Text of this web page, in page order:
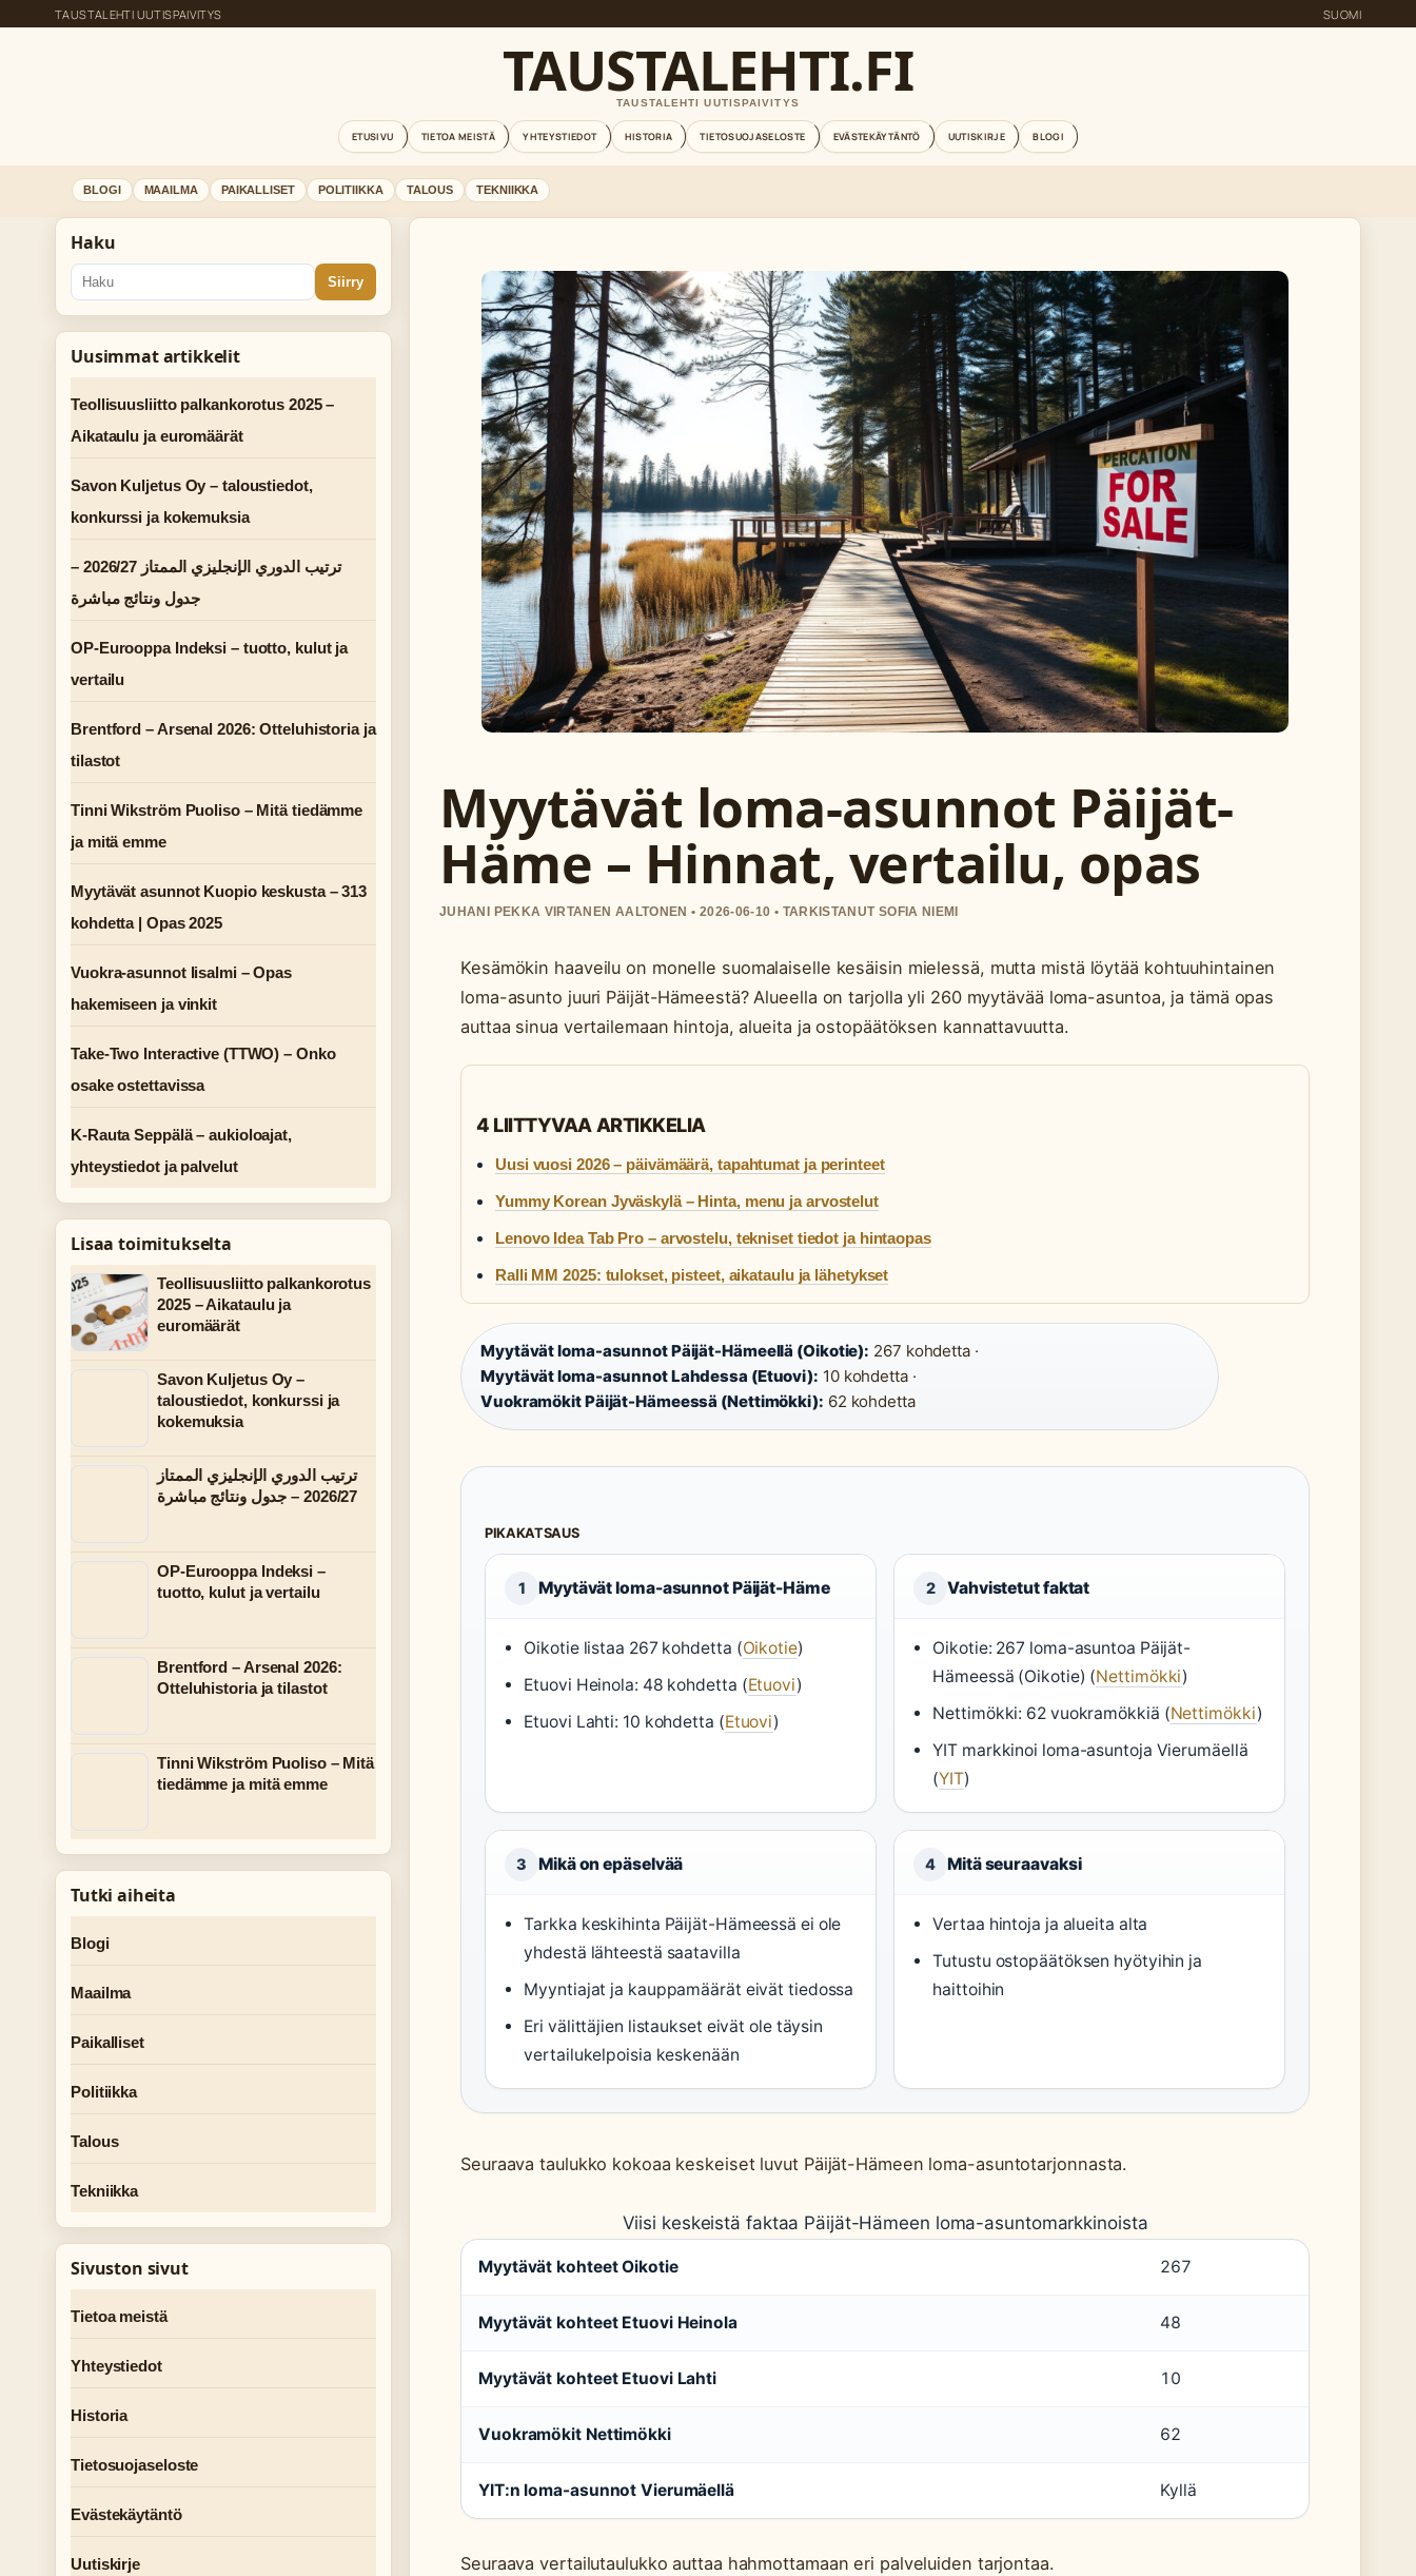
TAUSTALEHTI UUTISPAIVITYS SUOMI
TAUSTALEHTI.FI
TAUSTALEHTI UUTISPAIVITYS
ETUSIVU TIETOA MEISTÄ YHTEYSTIEDOT HISTORIA TIETOSUOJASELOSTE EVÄSTEKÄYTÄNTÖ UUTISKIRJE BLOGI
BLOGI MAAILMA PAIKALLISET POLITIIKKA TALOUS TEKNIIKKA
Myytävät loma-asunnot Päijät-
Häme – Hinnat, vertailu, opas
JUHANI PEKKA VIRTANEN AALTONEN • 2026-06-10 • TARKISTANUT SOFIA NIEMI
Kesämökin haaveilu on monelle suomalaiselle kesäisin mielessä, mutta mistä löytää kohtuuhintainen
loma-asunto juuri Päijät-Hämeestä? Alueella on tarjolla yli 260 myytävää loma-asuntoa, ja tämä opas
auttaa sinua vertailemaan hintoja, alueita ja ostopäätöksen kannattavuutta.
4 LIITTYVAA ARTIKKELIA
Uusi vuosi 2026 – päivämäärä, tapahtumat ja perinteet
Yummy Korean Jyväskylä – Hinta, menu ja arvostelut
Lenovo Idea Tab Pro – arvostelu, tekniset tiedot ja hintaopas
Ralli MM 2025: tulokset, pisteet, aikataulu ja lähetykset
Myytävät loma-asunnot Päijät-Hämeellä (Oikotie): 267 kohdetta ·
Myytävät loma-asunnot Lahdessa (Etuovi): 10 kohdetta ·
Vuokramökit Päijät-Hämeessä (Nettimökki): 62 kohdetta
PIKAKATSAUS
1 Myytävät loma-asunnot Päijät-Häme
Oikotie listaa 267 kohdetta (Oikotie)
Etuovi Heinola: 48 kohdetta (Etuovi)
Etuovi Lahti: 10 kohdetta (Etuovi)
2 Vahvistetut faktat
Oikotie: 267 loma-asuntoa Päijät-
Hämeessä (Oikotie) (Nettimökki)
Nettimökki: 62 vuokramökkiä (Nettimökki)
YIT markkinoi loma-asuntoja Vierumäellä
(YIT)
3 Mikä on epäselvää
Tarkka keskihinta Päijät-Hämeessä ei ole
yhdestä lähteestä saatavilla
Myyntiajat ja kauppamäärät eivät tiedossa
Eri välittäjien listaukset eivät ole täysin
vertailukelpoisia keskenään
4 Mitä seuraavaksi
Vertaa hintoja ja alueita alta
Tutustu ostopäätöksen hyötyihin ja
haittoihin
Seuraava taulukko kokoaa keskeiset luvut Päijät-Hämeen loma-asuntotarjonnasta.
Viisi keskeistä faktaa Päijät-Hämeen loma-asuntomarkkinoista
Myytävät kohteet Oikotie 267
Myytävät kohteet Etuovi Heinola 48
Myytävät kohteet Etuovi Lahti 10
Vuokramökit Nettimökki 62
YIT:n loma-asunnot Vierumäellä Kyllä
Seuraava vertailutaulukko auttaa hahmottamaan eri palveluiden tarjontaa.
Haku
Siirry
Uusimmat artikkelit
Teollisuusliitto palkankorotus 2025 –
Aikataulu ja euromäärät
Savon Kuljetus Oy – taloustiedot,
konkurssi ja kokemuksia
ترتيب الدوري الإنجليزي الممتاز 2026/27 –
جدول ونتائج مباشرة
OP-Eurooppa Indeksi – tuotto, kulut ja
vertailu
Brentford – Arsenal 2026: Otteluhistoria ja
tilastot
Tinni Wikström Puoliso – Mitä tiedämme
ja mitä emme
Myytävät asunnot Kuopio keskusta – 313
kohdetta | Opas 2025
Vuokra-asunnot Iisalmi – Opas
hakemiseen ja vinkit
Take-Two Interactive (TTWO) – Onko
osake ostettavissa
K-Rauta Seppälä – aukioloajat,
yhteystiedot ja palvelut
Lisaa toimitukselta
Teollisuusliitto palkankorotus
2025 – Aikataulu ja
euromäärät
Savon Kuljetus Oy –
taloustiedot, konkurssi ja
kokemuksia
ترتيب الدوري الإنجليزي الممتاز
2026/27 – جدول ونتائج مباشرة
OP-Eurooppa Indeksi –
tuotto, kulut ja vertailu
Brentford – Arsenal 2026:
Otteluhistoria ja tilastot
Tinni Wikström Puoliso – Mitä
tiedämme ja mitä emme
Tutki aiheita
Blogi
Maailma
Paikalliset
Politiikka
Talous
Tekniikka
Sivuston sivut
Tietoa meistä
Yhteystiedot
Historia
Tietosuojaseloste
Evästekäytäntö
Uutiskirje